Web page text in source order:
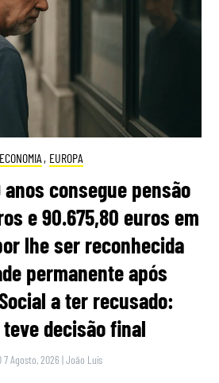
ECONOMIA , EUROPA
anos consegue pensão
e 90.675,80 euros em
lhe ser reconhecida
permanente após
a ter recusado:
decisão final
7 Agosto, 2026 |João Luís